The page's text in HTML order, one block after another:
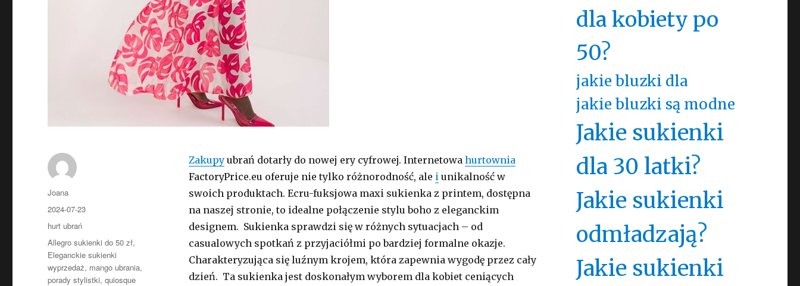
Zakupyubrań dotarły do nowej ery cyfrowej. Internetowa hurtownia
FactoryPrice.eu oferuje nie tylko różnorodność, ale iunikalność w
swoich produktach. Ecru-fuksjowa maxi sukienka z printem, dostępna
na naszej stronie, to idealne połączenie stylu boho z eleganckim
designem. Sukienka sprawdzi się w różnych sytuacjach – od
casualowych spotkań z przyjaciółmi po bardziej formalne okazje.
Charakteryzująca się luźnym krojem, która zapewnia wygodę przez cały
dzień. Ta sukienka jest doskonałym wyborem dla kobiet ceniących
Autor
Joana
Opublikowano
2024-07-23
Kategorie
hurt ubrań
Tagi
Allegro sukienki do 50 zł,
Eleganckie sukienki
wyprzedaż, mango ubrania,
porady stylistki,quiosque
dla kobiety po
50?
jakie bluzki dla
jakie bluzki są modne
Jakie sukienki
dla 30 latki?
Jakie sukienki
odmładzają?
Jakie sukienki